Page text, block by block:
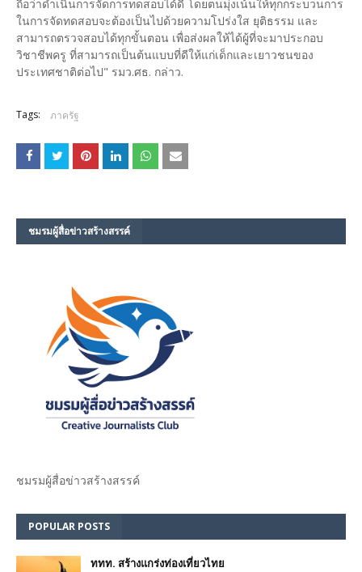
ถือว่าดำเนินการจัดการทดสอบได้ดี โดยตนมุ่งเน้นให้ทุกกระบวนการ
ในการจัดทดสอบจะต้องเป็นไปด้วยความโปร่งใส ยุติธรรม และ
สามารถตรวจสอบได้ทุกขั้นตอน เพื่อส่งผลให้ได้ผู้ที่จะมาประกอบ
วิชาชีพครู ที่สามารถเป็นต้นแบบที่ดีให้แก่เด็กและเยาวชนของ
ประเทศชาติต่อไป" รมว.ศธ. กล่าว.
Tags: ภาครัฐ
ชมรม​ผู้สื่อข่าวสร้างสรรค์​
ชมรม​ผู้สื่อข่าวสร้างสรรค์​
POPULAR POSTS
ททท. สร้างแกร่งท่องเที่ยวไทย